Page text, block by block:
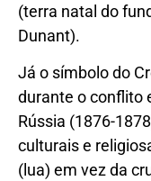
(terra natal do
Dunant).
Já o símbolo do
durante o conflito
Rússia (1876-
culturais e
(lua) em vez da